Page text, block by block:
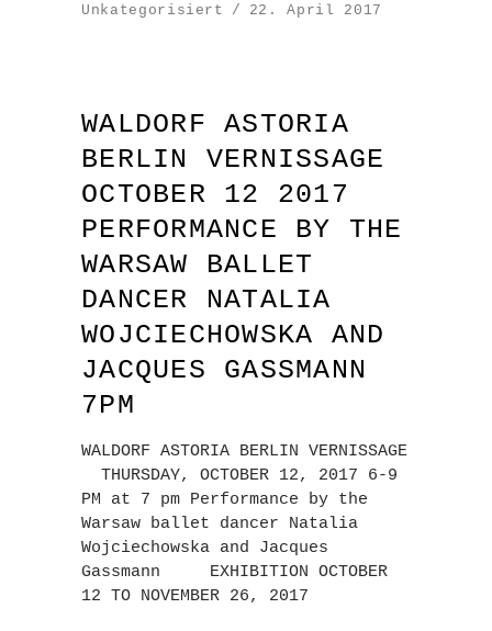
Unkategorisiert 22. April 2017
WALDORF ASTORIA
BERLIN VERNISSAGE
OCTOBER 12 2017
PERFORMANCE BY THE
WARSAW BALLET
DANCER NATALIA
WOJCIECHOWSKA AND
JACQUES GASSMANN
7PM
WALDORF ASTORIA BERLIN VERNISSAGE
THURSDAY, OCTOBER 12, 2017 6-9
PM at 7 pm Performance by the
Warsaw ballet dancer Natalia
Wojciechowska and Jacques
Gassmann EXHIBITION OCTOBER
12 TO NOVEMBER 26, 2017